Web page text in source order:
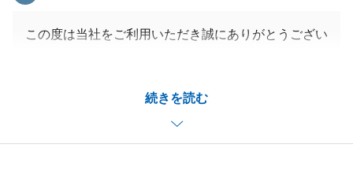
続きを読む
この度は当社をご利用いただき誠にありがとうござい
たおかげでスムーズにご決済まで進むことができまし
また何かお困りな事などございましたら、いつでもお